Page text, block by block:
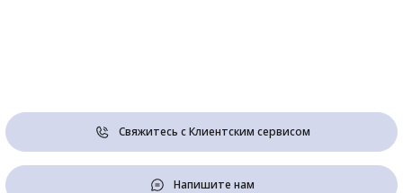
Свяжитесь с Клиентским сервисом
Напишите нам